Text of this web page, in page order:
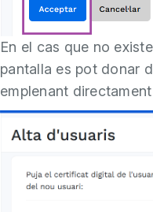
En el cas que no
pantalla es pot donar
emplenant